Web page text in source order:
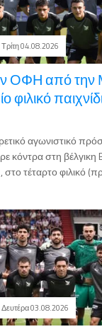
Τρίτη 04.08.2026
ΟΦΗ από
φιλικό
αγωνιστικό
κόντρα στη βέλγικη
τέταρτο φιλικό
Δευτέρα 03.08.2026